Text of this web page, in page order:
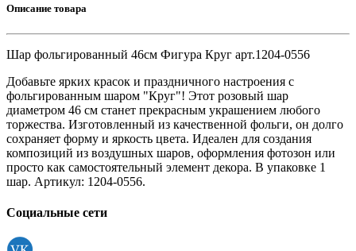
Описание товара
Шар фольгированный 46см Фигура Круг арт.1204-0556
Добавьте ярких красок и праздничного настроения с
фольгированным шаром "Круг"! Этот розовый шар
диаметром 46 см станет прекрасным украшением любого
торжества. Изготовленный из качественной фольги, он долго
сохраняет форму и яркость цвета. Идеален для создания
композиций из воздушных шаров, оформления фотозон или
просто как самостоятельный элемент декора. В упаковке 1
шар. Артикул: 1204-0556.
Социальные сети